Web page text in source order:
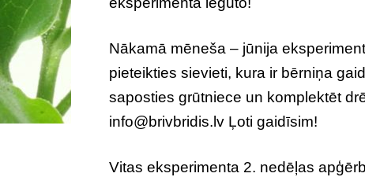
Nākamā mēneša – jūnija
pieteikties sievieti, kura ir bērniņa
saposties grūtniece un komplektēt
info@brivbridis.lv Ļoti gaidīsim!
Vitas eksperimenta 2. nedēļas